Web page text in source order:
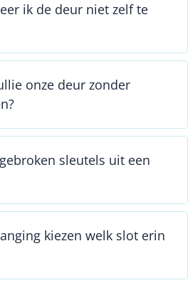
ik de deur niet zelf te
onze deur zonder
sleutels uit een
kiezen welk slot erin